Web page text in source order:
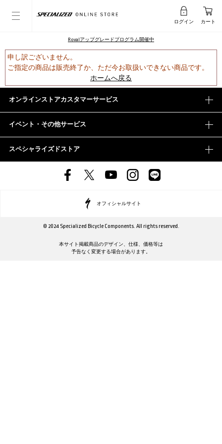
ログイン カート
Rovalアップグレードプログラム開催中
申し訳ございません。
ご指定の商品は販売終了か、ただ今お取扱いできない商品です。
ホームへ戻る
オンラインストアカスタマーサービス
イベント・その他サービス
スペシャライズドストア
オフィシャルサイト
© 2024 Specialized Bicycle Components. All rights reserved.
本サイト掲載商品のデザイン、仕様、価格等は
予告なく変更する場合があります。